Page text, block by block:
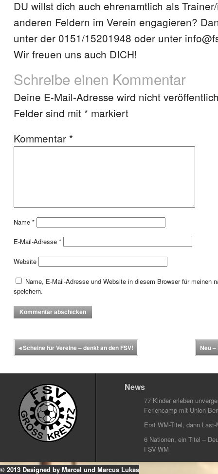
DU willst dich auch ehrenamtlich als
anderen Feldern im Verein engagieren?
unter der 0151/15201948 oder unter
Wir freuen uns auch DICH!
Schreibe einen Kommentar
Deine E-Mail-Adresse wird nicht
Felder sind mit * markiert
Kommentar *
Name *
E-Mail-Adresse *
Website
Name, E-Mail-Adresse und Website in diesem Browser für meinen
speichern.
◂Scheine für Vereine – denkt an den FSV! Neu
News
77 Kinder erleben
Feriencamp mit Union
Erst WM-Titel, dann
6 Nationen, ein Titel –
FSV-WM
© 2013 Designed by Marcel und Marcus Lukas